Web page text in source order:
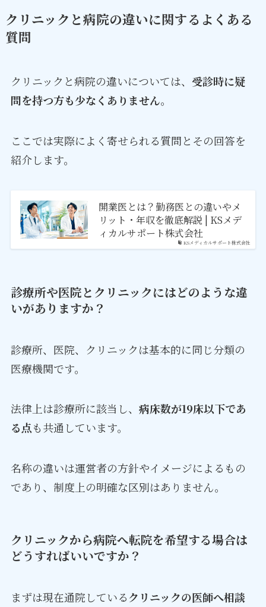
クリニックと病院の違いに関するよくある
質問
クリニックと病院の違いについては、 受診時に疑
問を持つ方も少なくありません。
ここでは実際によく寄せられる質問とその回答を
紹介します。
KSメディカルサポート株式会社
開業医とは？勤務医との違いやメ
リット・年収を徹底解説 | KSメデ
ィカルサポート株式会社
診療所や医院とクリニックにはどのような違
いがありますか？
診療所、医院、クリニックは基本的に同じ分類の
医療機関です。
法律上は診療所に該当し、 病床数が19床以下であ
る点も共通しています。
名称の違いは運営者の方針やイメージによるもの
であり、制度上の明確な区別はありません。
クリニックから病院へ転院を希望する場合は
どうすればいいですか？
まずは現在通院しているクリニックの医師へ相談